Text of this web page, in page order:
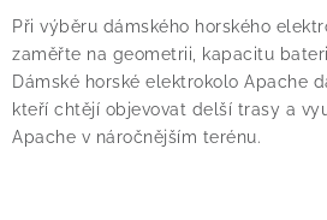
v
l
á
d
a
Při výběru dámského horského
zaměřte na geometrii, kapacitu
Dámské horské elektrokolo Apache
kteří chtějí objevovat delší trasy a
Apache v náročnějším terénu.